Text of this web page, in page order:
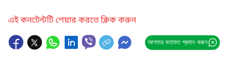
এই কনটেন্টটি শেয়ার করতে ক্লিক করুন
আপনার মতামত প্রদান করুন